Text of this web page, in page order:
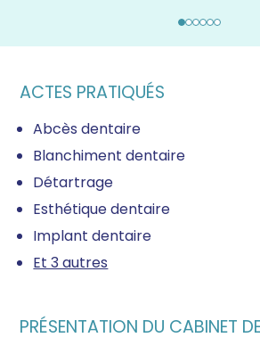
ACTES PRATIQUÉS
Abcès dentaire
Blanchiment dentaire
Détartrage
Esthétique dentaire
Implant dentaire
Et 3 autres
PRÉSENTATION DU CABINET